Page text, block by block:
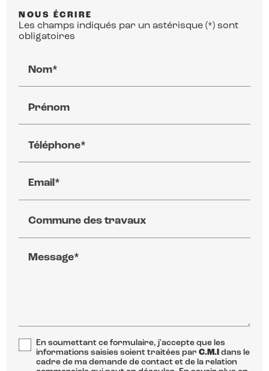
NOUS ÉCRIRE
Les champs indiqués par un astérisque (*) sont
obligatoires
Nom*
Prénom
Téléphone*
Email*
Commune des travaux
Message*
En soumettant ce formulaire, j'accepte que les
informations saisies soient traitées parC.M.I dans le
cadre de ma demande de contact et de la relation